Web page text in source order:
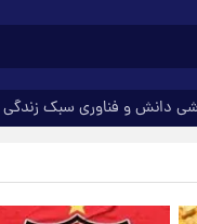
دانش و فناوری سبک زندگی